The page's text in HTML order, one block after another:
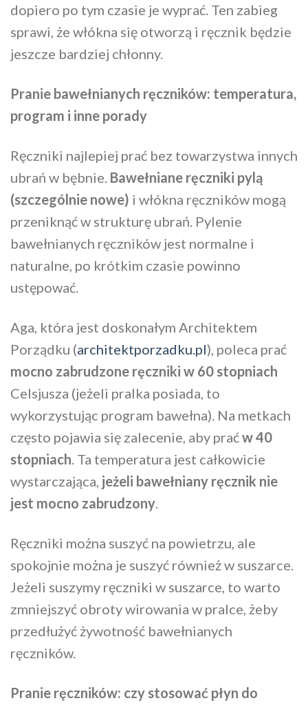
dopiero po tym czasie je wyprać. Ten zabieg
sprawi, że włókna się otworzą i ręcznik będzie
jeszcze bardziej chłonny.
Pranie bawełnianych ręczników: temperatura,
program i inne porady
Ręczniki najlepiej prać bez towarzystwa innych
ubrań w bębnie. Bawełniane ręczniki pylą
(szczególnie nowe) i włókna ręczników mogą
przeniknąć w strukturę ubrań. Pylenie
bawełnianych ręczników jest normalne i
naturalne, po krótkim czasie powinno
ustępować.
Aga, która jest doskonałym Architektem
Porządku (architektporzadku.pl), poleca prać
mocno zabrudzone ręczniki w 60 stopniach
Celsjusza (jeżeli pralka posiada, to
wykorzystując program bawełna). Na metkach
często pojawia się zalecenie, aby praćw 40
stopniach. Ta temperatura jest całkowicie
wystarczająca, jeżeli bawełniany ręcznik nie
jest mocno zabrudzony.
Ręczniki można suszyć na powietrzu, ale
spokojnie można je suszyć również w suszarce.
Jeżeli suszymy ręczniki w suszarce, to warto
zmniejszyć obroty wirowania w pralce, żeby
przedłużyć żywotność bawełnianych
ręczników.
Pranie ręczników: czy stosować płyn do